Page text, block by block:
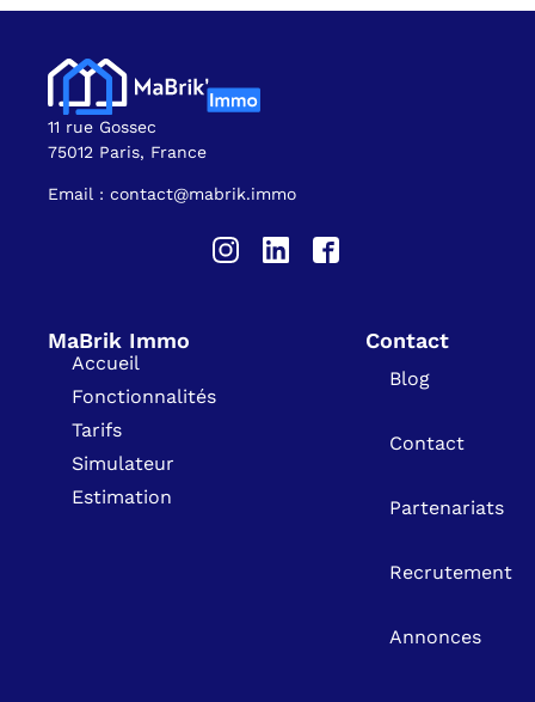
11 rue Gossec
75012 Paris, France
Email : contact@mabrik.immo
MaBrik Immo
Accueil
Fonctionnalités
Tarifs
Simulateur
Estimation
Contact
Blog
Contact
Partenariats
Recrutement
Annonces